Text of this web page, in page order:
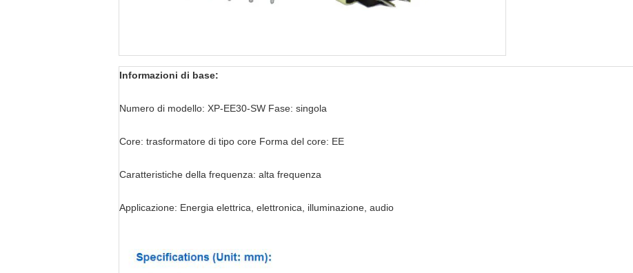
Informazioni di base:
Numero di modello: XP-EE30-SW Fase: singola
Core: trasformatore di tipo core Forma del core: EE
Caratteristiche della frequenza: alta frequenza
Applicazione: Energia elettrica, elettronica, illuminazione, audio